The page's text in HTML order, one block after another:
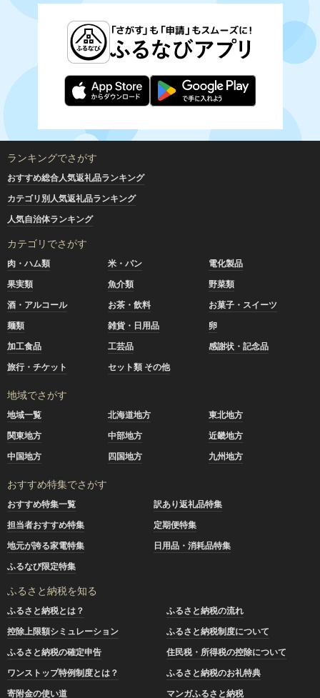
ランキングでさがす
おすすめ総合人気返礼品ランキング
カテゴリ別人気返礼品ランキング
人気自治体ランキング
カテゴリでさがす
肉・ハム類 米・パン
電化製品
果実類
魚介類
野菜類
酒・アルコール
お茶・飲料
お菓子・スイーツ
麺類
雑貨・日用品
卵
加工食品
工芸品
感謝状・記念品
旅行・チケット
セット類 その他
地域でさがす
地域一覧 北海道地方
東北地方
関東地方
中部地方
近畿地方
中国地方
四国地方 九州地方
おすすめ特集でさがす
おすすめ特集一覧
訳あり返礼品特集
担当者おすすめ特集
定期便特集
地元が誇る家電特集
日用品・消耗品特集
ふるなび限定特集
ふるさと納税を知る
ふるさと納税とは？
ふるさと納税の流れ
控除上限額シミュレーション
ふるさと納税制度について
ふるさと納税の確定申告
住民税・所得税の控除について
ワンストップ特例制度とは？
ふるさと納税のお礼特典
寄附金の使い道
マンガふるさと納税